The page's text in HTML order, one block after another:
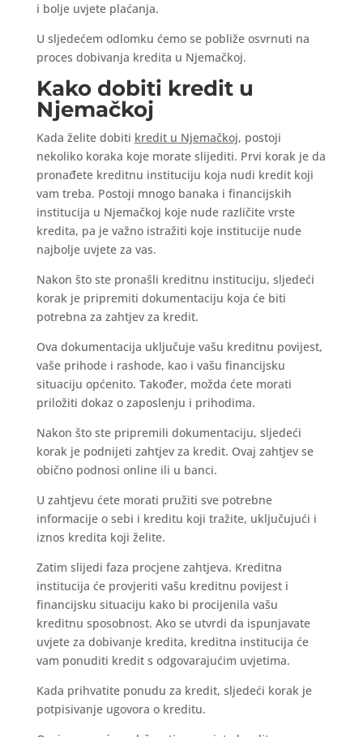
i bolje uvjete plaćanja.
U sljedećem odlomku ćemo se pobliže osvrnuti na
proces dobivanja kredita u Njemačkoj.
Kako dobiti kredit u
Njemačkoj
Kada želite dobiti kredit u Njemačkoj, postoji
nekoliko koraka koje morate slijediti. Prvi korak je da
pronađete kreditnu instituciju koja nudi kredit koji
vam treba. Postoji mnogo banaka i financijskih
institucija u Njemačkoj koje nude različite vrste
kredita, pa je važno istražiti koje institucije nude
najbolje uvjete za vas.
Nakon što ste pronašli kreditnu instituciju, sljedeći
korak je pripremiti dokumentaciju koja će biti
potrebna za zahtjev za kredit.
Ova dokumentacija uključuje vašu kreditnu povijest,
vaše prihode i rashode, kao i vašu financijsku
situaciju općenito. Također, možda ćete morati
priložiti dokaz o zaposlenju i prihodima.
Nakon što ste pripremili dokumentaciju, sljedeći
korak je podnijeti zahtjev za kredit. Ovaj zahtjev se
obično podnosi online ili u banci.
U zahtjevu ćete morati pružiti sve potrebne
informacije o sebi i kreditu koji tražite, uključujući i
iznos kredita koji želite.
Zatim slijedi faza procjene zahtjeva. Kreditna
institucija će provjeriti vašu kreditnu povijest i
financijsku situaciju kako bi procijenila vašu
kreditnu sposobnost. Ako se utvrdi da ispunjavate
uvjete za dobivanje kredita, kreditna institucija će
vam ponuditi kredit s odgovarajućim uvjetima.
Kada prihvatite ponudu za kredit, sljedeći korak je
potpisivanje ugovora o kreditu.